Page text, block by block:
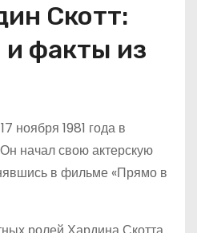
Скотт:
и факты из
ноября 1981 года в
начал свою актерскую
в фильме «Прямо в